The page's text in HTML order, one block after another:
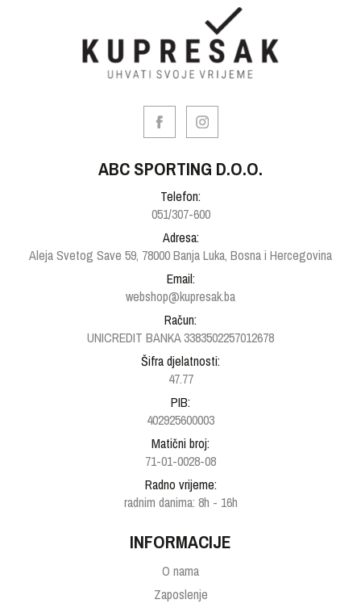
ABC SPORTING D.O.O.
Telefon:
051/307-600
Adresa:
Aleja Svetog Save 59, 78000 Banja Luka, Bosna i Hercegovina
Email:
webshop@kupresak.ba
Račun:
UNICREDIT BANKA 3383502257012678
Šifra djelatnosti:
47.77
PIB:
402925600003
Matični broj:
71-01-0028-08
Radno vrijeme:
radnim danima: 8h - 16h
INFORMACIJE
O nama
Zaposlenje